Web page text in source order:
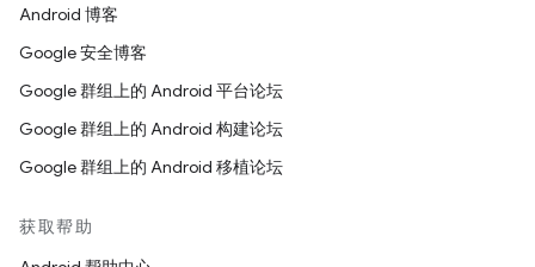
Android 博客
Google 安全博客
Google 群组上的 Android 平台论坛
Google 群组上的 Android 构建论坛
Google 群组上的 Android 移植论坛
获取帮助